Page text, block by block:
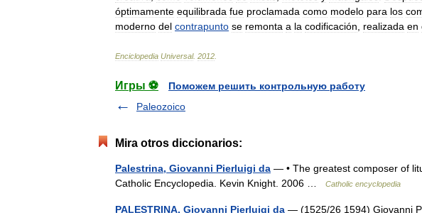
óptimamente equilibrada fue proclamada como modelo para los
moderno del contrapunto se remonta a la codificación realizada en
Enciclopedia Universal. 2012
Игры ⚽
Поможем решить контрольную работу
Paleozoico
Mira otros diccionarios:
Palestrina, Giovanni Pierluigi da — • The greatest composer of
Catholic Encyclopedia. Kevin Knight. 2006 …
Catholic encyclopedia
PALESTRINA, Giovanni Pierluigi da — (1525/26 1594) Giovanni